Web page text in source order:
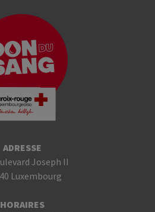
ADRESSE
Joseph II
Luxembourg
HORAIRES